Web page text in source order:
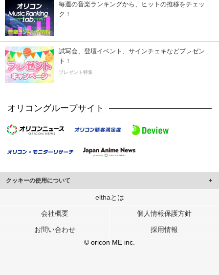
毎週の音楽ランキングから、ヒットの推移をチェッ
ク！
試写会、登壇イベント、サインチェキなどプレゼン
ト！
プレゼント特集
オリコングループサイト
クッキーの使用について
このサイトでは Cookie を使用して、ユーザーに合わせたコンテンツや広告の
行っています。
メディアや広告配信、データ解析の各パートナーに提供しています。
各パートナーは、この情報とユーザーが各パートナーに提供した他の情報や、
ユーザーが各パートナーのサービスを使用したときに収集した他の情報を組み
elthaとは
会社概要 個人情報保護方針
お問い合わせ
採用情報
© oricon ME inc.